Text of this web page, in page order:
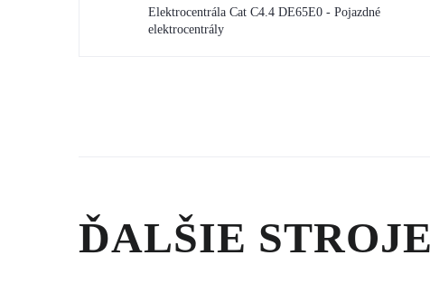
Elektrocentrála Cat C4.4 DE65E0 - Pojazdné
elektrocentrály
ĎALŠIE